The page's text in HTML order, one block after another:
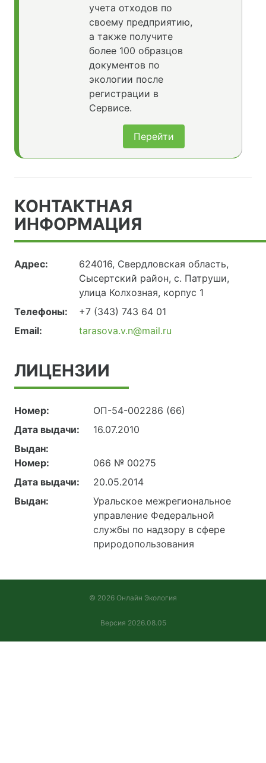
учета отходов по
своему предприятию,
а также получите
более 100 образцов
документов по
экологии после
регистрации в
Сервисе.
Перейти
КОНТАКТНАЯ
ИНФОРМАЦИЯ
Адрес:
624016, Свердловская область,
Сысертский район, с. Патруши,
улица Колхозная, корпус 1
Телефоны:
+7 (343) 743 64 01
Email:
tarasova.v.n@mail.ru
ЛИЦЕНЗИИ
Номер:
ОП-54-002286 (66)
Дата выдачи:
16.07.2010
Выдан:
Номер:
066 № 00275
Дата выдачи:
20.05.2014
Выдан:
Уральское межрегиональное
управление Федеральной
службы по надзору в сфере
природопользования
© 2026 Онлайн Экология
Версия 2026.08.05